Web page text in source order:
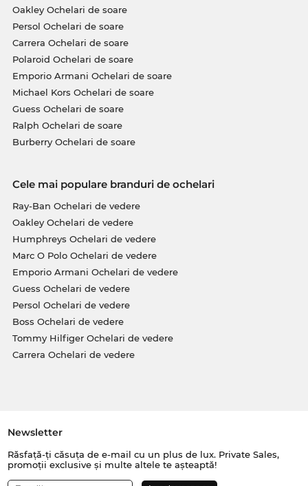
Oakley Ochelari de soare
Persol Ochelari de soare
Carrera Ochelari de soare
Polaroid Ochelari de soare
Emporio Armani Ochelari de soare
Michael Kors Ochelari de soare
Guess Ochelari de soare
Ralph Ochelari de soare
Burberry Ochelari de soare
Cele mai populare branduri de ochelari
Ray-Ban Ochelari de vedere
Oakley Ochelari de vedere
Humphreys Ochelari de vedere
Marc O Polo Ochelari de vedere
Emporio Armani Ochelari de vedere
Guess Ochelari de vedere
Persol Ochelari de vedere
Boss Ochelari de vedere
Tommy Hilfiger Ochelari de vedere
Carrera Ochelari de vedere
Newsletter
Răsfață-ți căsuța de e-mail cu un plus de lux. Private Sales,
promoții exclusive și multe altele te așteaptă!